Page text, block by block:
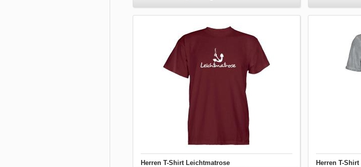
Herren T-Shirt Leichtmatrose
Herren T-